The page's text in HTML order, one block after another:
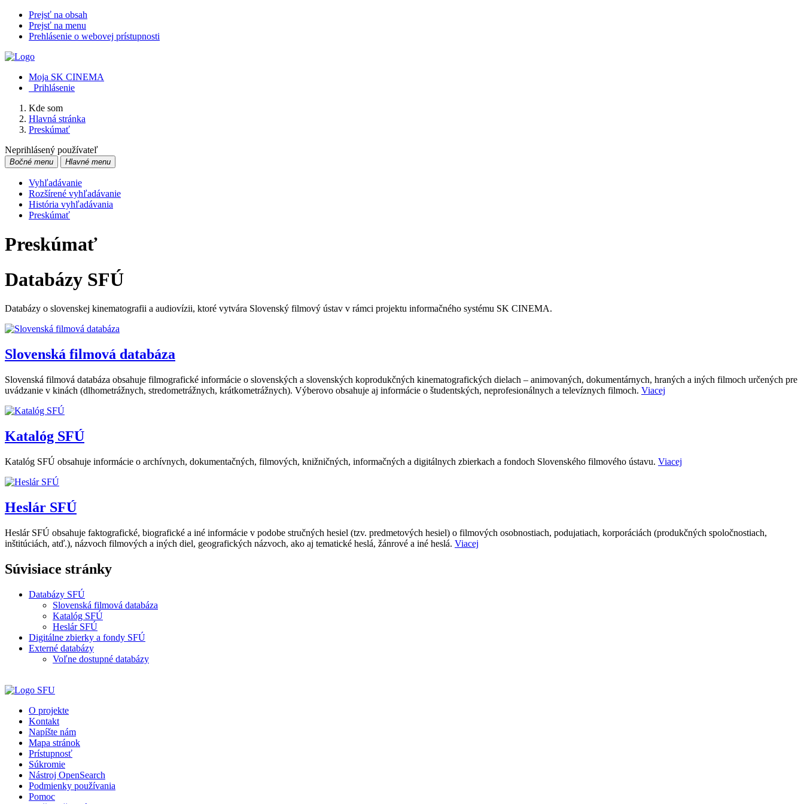
Prejsť na obsah
Prejsť na menu
Prehlásenie o webovej prístupnosti
Moja SK CINEMA
Prihlásenie
Kde som
Hlavná stránka
Preskúmať
Neprihlásený používateľ
Bočné menu Hlavné menu
Vyhľadávanie
Rozšírené vyhľadávanie
História vyhľadávania
Preskúmať
Preskúmať
Databázy SFÚ
Databázy o slovenskej kinematografii a audiovízii, ktoré vytvára Slovenský filmový ústav v rámci projektu informačného systému SK CINEMA.
Slovenská filmová databáza
Slovenská filmová databáza obsahuje filmografické informácie o slovenských a slovenských koprodukčných kinematografických dielach – animovaných, dokumentárnych, hraných a iných filmoch určených pre
uvádzanie v kinách (dlhometrážnych, stredometrážnych, krátkometrážnych). Výberovo obsahuje aj informácie o študentských, neprofesionálnych a televíznych filmoch. Viacej
Katalóg SFÚ
Katalóg SFÚ obsahuje informácie o archívnych, dokumentačných, filmových, knižničných, informačných a digitálnych zbierkach a fondoch Slovenského filmového ústavu. Viacej
Heslár SFÚ
Heslár SFÚ obsahuje faktografické, biografické a iné informácie v podobe stručných hesiel (tzv. predmetových hesiel) o filmových osobnostiach, podujatiach, korporáciách (produkčných spoločnostiach,
inštitúciách, atď.), názvoch filmových a iných diel, geografických názvoch, ako aj tematické heslá, žánrové a iné heslá. Viacej
Súvisiace stránky
Databázy SFÚ
Slovenská filmová databáza
Katalóg SFÚ
Heslár SFÚ
Digitálne zbierky a fondy SFÚ
Externé databázy
Voľne dostupné databázy
O projekte
Kontakt
Napíšte nám
Mapa stránok
Prístupnosť
Súkromie
Nástroj OpenSearch
Podmienky používania
Pomoc